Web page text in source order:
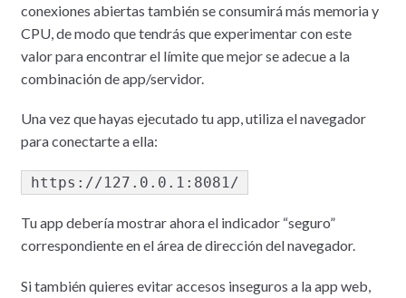
conexiones abiertas también se consumirá más memoria y
CPU, de modo que tendrás que experimentar con este
valor para encontrar el límite que mejor se adecue a la
combinación de app/servidor.
Una vez que hayas ejecutado tu app, utiliza el navegador
para conectarte a ella:
https://127.0.0.1:8081/
Tu app debería mostrar ahora el indicador “seguro”
correspondiente en el área de dirección del navegador.
Si también quieres evitar accesos inseguros a la app web,